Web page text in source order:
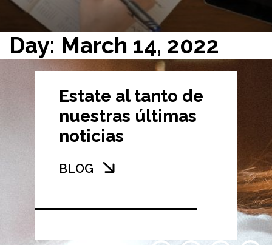
Day: March 14, 2022
Estate al tanto de
nuestras últimas
noticias
BLOG